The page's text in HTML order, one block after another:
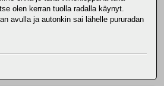
olen kerran tuolla radalla käynyt.
avulla ja autonkin sai lähelle pururadan